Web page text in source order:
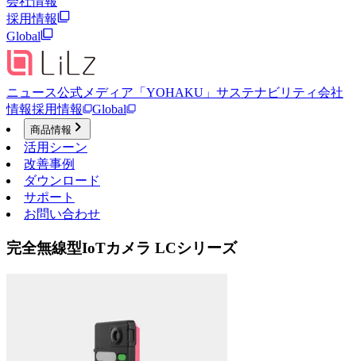
採用情報
Global
ニュース公式メディア「YOHAKU」 サステナビリティ会社
情報採用情報 Global
商品情報
活用シーン
改善事例
ダウンロード
サポート
お問い合わせ
完全無線型IoTカメラ LCシリーズ